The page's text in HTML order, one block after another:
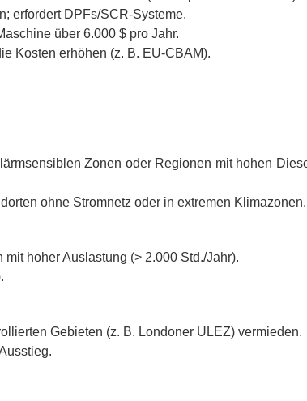
erfordert DPFs/SCR-Systeme.
über 6.000 $ pro Jahr.
Kosten erhöhen (z. B. EU-CBAM).
Zonen oder Regionen mit hohen
ohne Stromnetz oder in extremen Klimazonen.
hoher Auslastung (> 2.000 Std./Jahr).
Gebieten (z. B. Londoner ULEZ) vermieden.